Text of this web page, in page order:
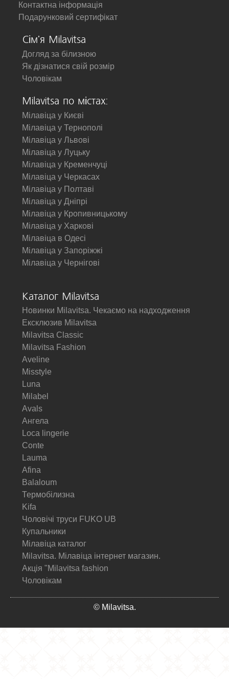
Контактна інформація
Подарунковий сертифікат
Сім'я Milavitsa
Догляд за білизною
Як дізнатися свій розмір
Чоловікам
Milavitsa по містах:
Мілавіца у Києві
Мілавіца у Тернополі
Мілавіца у Львові
Мілавіца у Луцьку
Мілавіца у Кременчуці
Мілавіца у Черкасах
Мілавіца у Полтаві
Мілавіца у Дніпрі
Мілавіца у Кропивницькому
Мілавіца у Харкові
Мілавіца в Одесі
Мілавіца у Запоріжжі
Мілавіца у Чернігові
Каталог Milavitsa
Новинки Milavitsa. Чекаємо на надходження
Ексклюзив Milavitsa
Milavitsa Classic
Milavitsa Fashion
Aveline
Misstyle
Luna
Milabel
Avals
Ангела
Loca lingerie
Conte
Lauma
Afina
Balaloum
Термобілизна
Kifa
Чоловічі труси FUKO UB
Купальники
Мілавіца каталог
Milavitsa. Мілавіца інтернет магазин.
Акція "Milavitsa fashion
Чоловікам
© Milavitsa.